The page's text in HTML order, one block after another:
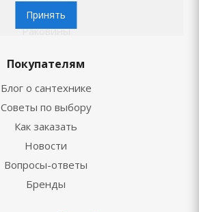
Унитазы
Раковины
Покупателям
Блог о сантехнике
Советы по выбору
Как заказать
Новости
Вопросы-ответы
Бренды
Принять